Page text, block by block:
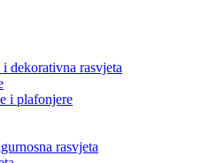
dekorativna rasvjeta
i plafonjere
rasvjeta